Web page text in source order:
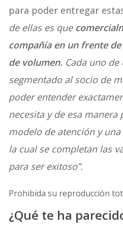
para poder entregar
de ellas es que
compañía en un frente
de volumen. Cada uno
segmentado al socio de
poder entender
necesita y de esa manera
modelo de atención y
la cual se completan las
para ser exitoso”.
Prohibida su reproducción
¿Qué te ha